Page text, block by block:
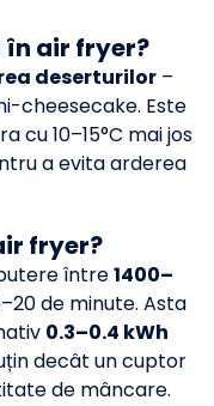
air fryer?
deserturilor –
cheesecake. Este
10–15°C mai jos
a evita arderea
fryer?
între1400–
de minute. Asta
0.3–0.4 kWh
decât un cuptor
de mâncare.